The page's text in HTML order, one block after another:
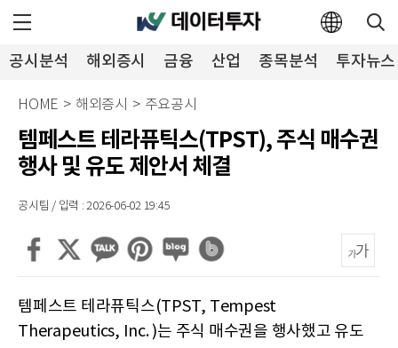
공시분석 해외증시 금융 산업 종목분석 투자뉴스
HOME > 해외증시 > 주요공시
템페스트 테라퓨틱스(TPST), 주식 매수권
행사 및 유도 제안서 체결
공시팀 / 입력 : 2026-06-02 19:45
템페스트 테라퓨틱스(TPST, Tempest
Therapeutics, Inc. )는 주식 매수권을 행사했고 유도